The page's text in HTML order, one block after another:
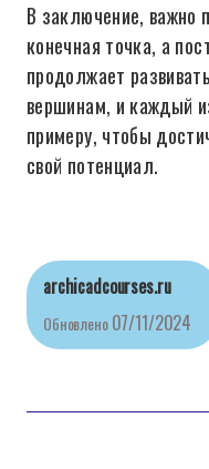
В заключение, важно
конечная точка, а
продолжает
вершинам, и каждый
примеру, чтобы
свой потенциал.
archicadcourses.ru
Обновлено 07/11/2024